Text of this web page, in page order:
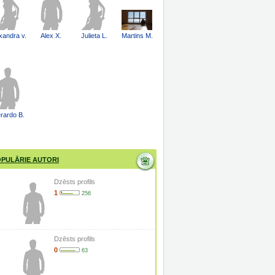
v. Alex X. Julieta L. Martins M.
B.
AUTORI
Dzēsts profils
1
256
Dzēsts profils
0
63